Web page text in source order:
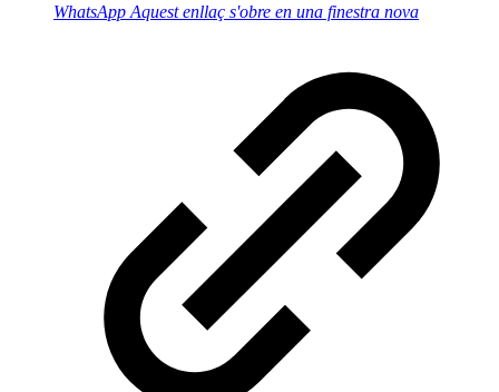
WhatsApp Aquest enllaç s'obre en una finestra nova